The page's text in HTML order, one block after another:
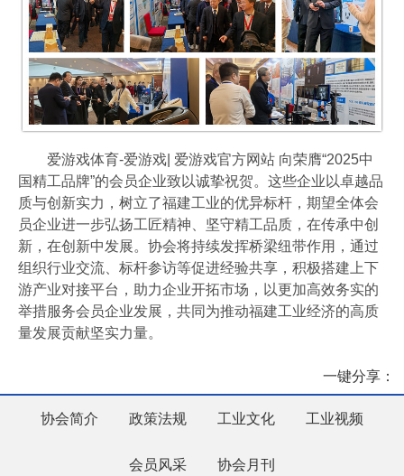
爱游戏体育-爱游戏| 爱游戏官方网站 向荣膺“2025中
国精工品牌”的会员企业致以诚挚祝贺。这些企业以卓越品
质与创新实力，树立了福建工业的优异标杆，期望全体会
员企业进一步弘扬工匠精神、坚守精工品质，在传承中创
新，在创新中发展。协会将持续发挥桥梁纽带作用，通过
组织行业交流、标杆参访等促进经验共享，积极搭建上下
游产业对接平台，助力企业开拓市场，以更加高效务实的
举措服务会员企业发展，共同为推动福建工业经济的高质
量发展贡献坚实力量。
一键分享：
协会简介 政策法规 工业文化 工业视频
会员风采 协会月刊